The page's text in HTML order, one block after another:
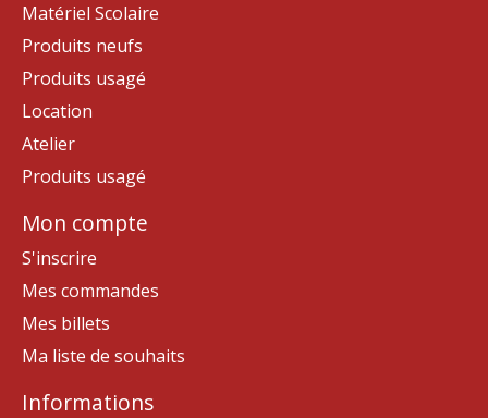
Matériel Scolaire
Produits neufs
Produits usagé
Location
Atelier
Produits usagé
Mon compte
S'inscrire
Mes commandes
Mes billets
Ma liste de souhaits
Informations